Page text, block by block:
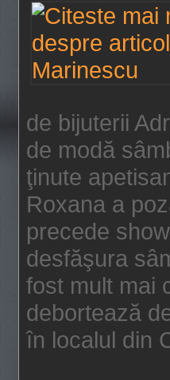
de bijuterii
de modă
ţinute
Roxana a
precede
desfăşura
fost mult mai
debortează
în localul din